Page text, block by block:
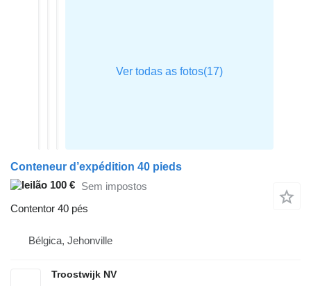
Conteneur d’expédition 40 pieds
100 € Sem impostos
Contentor 40 pés
Bélgica, Jehonville
Troostwijk NV